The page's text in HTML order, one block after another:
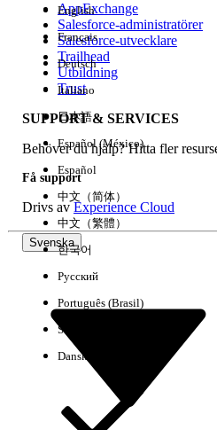
Händelse
AppExchange
Salesforce-administratörer
Salesforce-utvecklare
Trailhead
Utbildning
Trust
SUPPORT & SERVICES
Behöver du hjälp? Hitta fler
Få support
Drivs avExperience Cloud
Svenska
English
Français
Deutsch
Italiano
日本語
Español (México)
Español
中文（简体）
中文（繁體）
한국어
Русский
Português (Brasil)
Suomi
Dansk